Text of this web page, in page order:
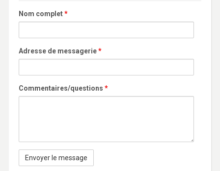
Nom complet*
Adresse de messagerie*
Commentaires/questions *